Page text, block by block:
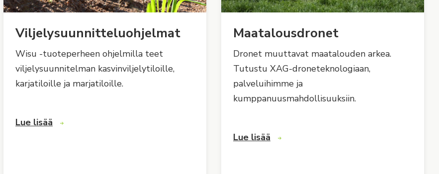
Viljelysuunnitteluohjelmat
Wisu -tuoteperheen ohjelmilla teet
viljelysuunnitelman kasvinviljelytiloille,
karjatiloille ja marjatiloille.
Lue lisää
Maatalousdronet
Dronet muuttavat maatalouden arkea.
Tutustu XAG-droneteknologiaan,
palveluihimme ja
kumppanuusmahdollisuuksiin.
Lue lisää